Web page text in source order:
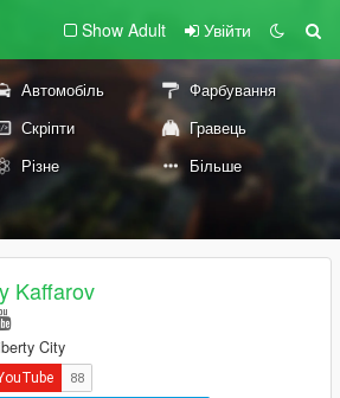
Show Adult Увійти
Автомобіль
Фарбування
Скріпти
Гравець
Різне Більше
Kaffarov
City